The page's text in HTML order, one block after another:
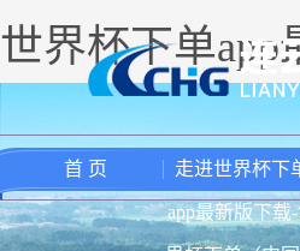
世界杯下单app
首 页 走进世界杯下
app最新版下载